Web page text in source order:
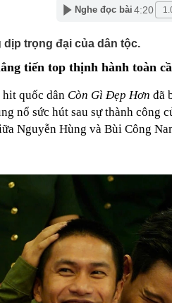
bỏ việc về bán phở
ở miền Trung được truyền thông Mỹ
ủng hộ nhịp hồi phục trong tháng 8, CTCK
dẫn dắt dòng tiền
sắt hướng tới mục tiêu 1.500 container
cưới vợ kém 37 tuổi, tậu biệt thự 4 tầng
thể cất cánh tại châu Âu từ năm 2030
tin vui đến Việt Nam
Nghe đọc bài 4:20
dịp trọng đại của dân tộc.
tiến top thịnh hành toàn
quốc dân Còn Gì Đẹp Hơn đã
nổ sức hút sau sự thành công
Nguyễn Hùng và Bùi Công